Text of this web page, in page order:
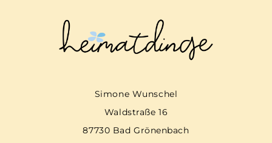
Simone Wunschel
Waldstraße 16
87730 Bad Grönenbach